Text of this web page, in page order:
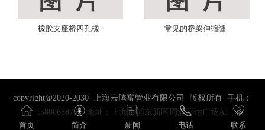
橡胶支座桥四孔橡.. 常见的桥梁伸缩缝..
copyright@2020-2030 上海云腾富管业有限公司 版权所有 手机：
15800688761 地址：上海市浦东新区周浦万达广场A1
首页 简介 新闻 电话 联系